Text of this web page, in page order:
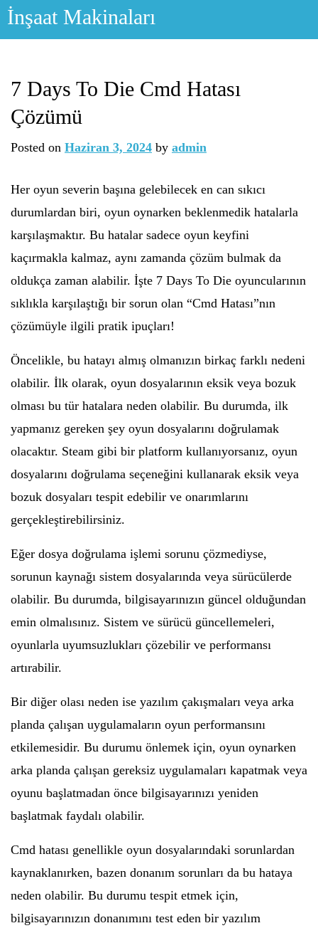
Skip
İnşaat Makinaları
7 Days To Die Cmd Hatası
Çözümü
Posted on Haziran 3, 2024 by admin
Her oyun severin başına gelebilecek en can sıkıcı
durumlardan biri, oyun oynarken beklenmedik hatalarla
karşılaşmaktır. Bu hatalar sadece oyun keyfini
kaçırmakla kalmaz, aynı zamanda çözüm bulmak da
oldukça zaman alabilir. İşte 7 Days To Die oyuncularının
sıklıkla karşılaştığı bir sorun olan “Cmd Hatası”nın
çözümüyle ilgili pratik ipuçları!
Öncelikle, bu hatayı almış olmanızın birkaç farklı nedeni
olabilir. İlk olarak, oyun dosyalarının eksik veya bozuk
olması bu tür hatalara neden olabilir. Bu durumda, ilk
yapmanız gereken şey oyun dosyalarını doğrulamak
olacaktır. Steam gibi bir platform kullanıyorsanız, oyun
dosyalarını doğrulama seçeneğini kullanarak eksik veya
bozuk dosyaları tespit edebilir ve onarımlarını
gerçekleştirebilirsiniz.
Eğer dosya doğrulama işlemi sorunu çözmediyse,
sorunun kaynağı sistem dosyalarında veya sürücülerde
olabilir. Bu durumda, bilgisayarınızın güncel olduğundan
emin olmalısınız. Sistem ve sürücü güncellemeleri,
oyunlarla uyumsuzlukları çözebilir ve performansı
artırabilir.
Bir diğer olası neden ise yazılım çakışmaları veya arka
planda çalışan uygulamaların oyun performansını
etkilemesidir. Bu durumu önlemek için, oyun oynarken
arka planda çalışan gereksiz uygulamaları kapatmak veya
oyunu başlatmadan önce bilgisayarınızı yeniden
başlatmak faydalı olabilir.
Cmd hatası genellikle oyun dosyalarındaki sorunlardan
kaynaklanırken, bazen donanım sorunları da bu hataya
neden olabilir. Bu durumu tespit etmek için,
bilgisayarınızın donanımını test eden bir yazılım